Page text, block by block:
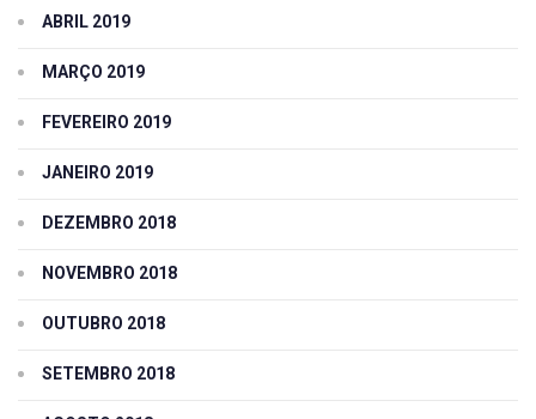
ABRIL 2019
MARÇO 2019
FEVEREIRO 2019
JANEIRO 2019
DEZEMBRO 2018
NOVEMBRO 2018
OUTUBRO 2018
SETEMBRO 2018